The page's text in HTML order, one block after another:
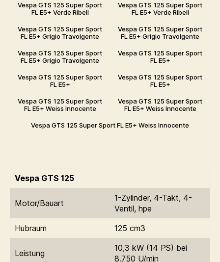
Vespa GTS 125 Super Sport
FL E5+ Verde Ribell
Vespa GTS 125 Super Sport
FL E5+ Verde Ribell
Vespa GTS 125 Super Sport
FL E5+ Grigio Travolgente
Vespa GTS 125 Super Sport
FL E5+ Grigio Travolgente
Vespa GTS 125 Super Sport
FL E5+ Grigio Travolgente
Vespa GTS 125 Super Sport
FL E5+
Vespa GTS 125 Super Sport
FL E5+
Vespa GTS 125 Super Sport
FL E5+
Vespa GTS 125 Super Sport
FL E5+ Weiss Innocente
Vespa GTS 125 Super Sport
FL E5+ Weiss Innocente
Vespa GTS 125 Super Sport FL E5+ Weiss Innocente
Vespa GTS 125
Motor/Bauart
1-Zylinder, 4-Takt, 4-
Ventil, hpe
Hubraum
125 cm3
Leistung
10,3 kW (14 PS) bei
8.750 U/min